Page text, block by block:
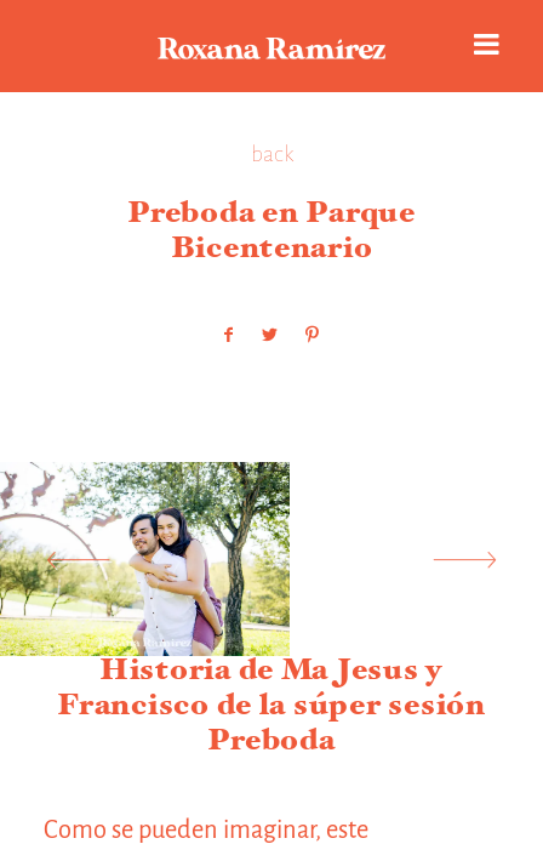
back
Preboda en Parque
Bicentenario
Historia de Ma Jesus y
Francisco de la súper sesión
Preboda
Como se pueden imaginar, este
Reseñas
©2020